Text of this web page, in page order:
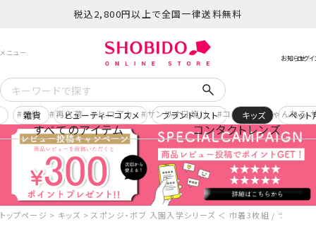
税込2,800円以上で全国一律送料無料
予約 再入荷 ヒロアカ サンリオ日焼け コスメヲタちゃんねる
すべてのアイテム コンタクトレンズ
雑貨 ビューティーコスメ ブランドリスト キッズ ペッ
トップページ キッズ スポンジ・ボブ 入園入学シリーズ ＜ 巾着3枚組 / ランチ